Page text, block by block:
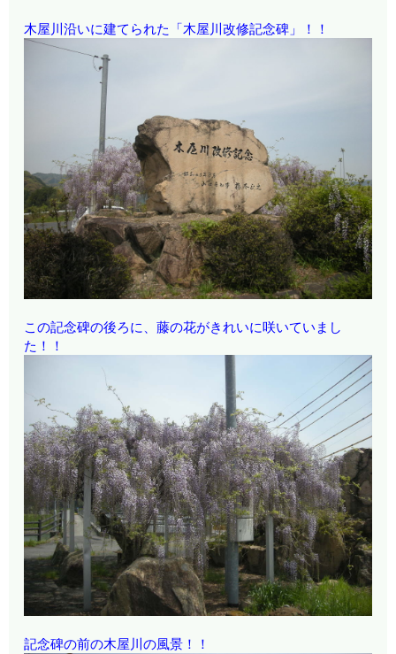
木屋川沿いに建てられた「木屋川改修記念碑」！！
この記念碑の後ろに、藤の花がきれいに咲いていまし
た！！
記念碑の前の木屋川の風景！！